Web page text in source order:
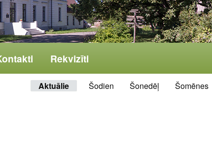
Rekvizīti
Aktuālie Šodien Šonedēļ Šomēnes